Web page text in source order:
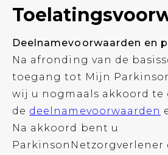
Deelnamevoorwaarden en
Na afronding van de
toegang tot Mijn
wij u nogmaals akkoord te
de deelnamevoorwaarden
Na akkoord bent u
ParkinsonNetzorgverlener